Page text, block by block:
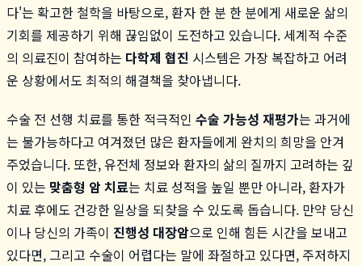
다'는 확고한 철학을 바탕으로, 환자 한 분 한 분에게 새로운 삶의
기회를 제공하기 위해 끊임없이 도전하고 있습니다. 세계적 수준
의 의료진이 참여하는 다학제 협진 시스템은 가장 복잡하고 어려
운 상황에서도 최적의 해결책을 찾아냅니다.
수술 전 선행 치료를 통한 적극적인 수술 가능성 재평가는 과거에
는 불가능하다고 여겨졌던 많은 환자들에게 완치의 희망을 안겨
주었습니다. 또한, 유전체 정보와 환자의 삶의 질까지 고려하는 깊
이 있는 맞춤형 암 치료는 치료 성적을 높일 뿐만 아니라, 환자가
치료 후에도 건강한 일상을 되찾을 수 있도록 돕습니다. 만약 당신
이나 당신의 가족이 진행성 대장암으로 인해 힘든 시간을 보내고
있다면, 그리고 수술이 어렵다는 말에 좌절하고 있다면, 주저하지